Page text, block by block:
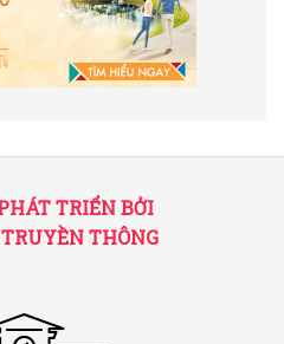
TRIỂN BỞI
THÔNG